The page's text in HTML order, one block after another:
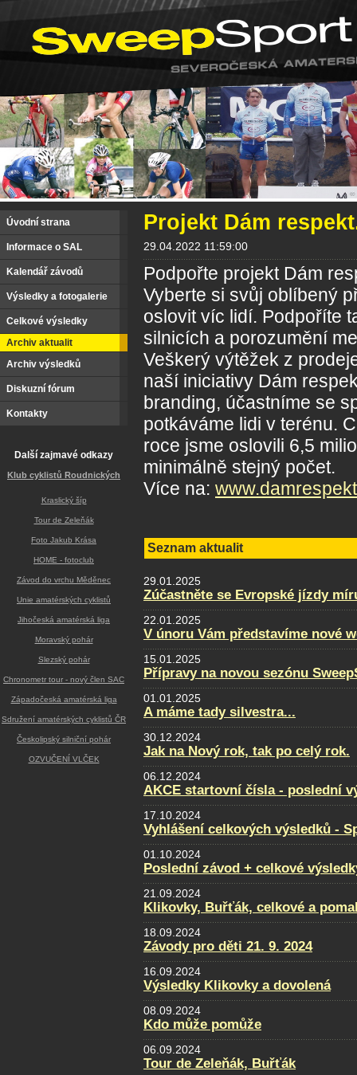
Úvodní strana
Informace o SAL
Kalendář závodů
Výsledky a fotogalerie
Celkové výsledky
Archiv aktualit
Archiv výsledků
Diskuzní fórum
Kontakty
Další zajmavé odkazy
Klub cyklistů Roudnických
Kraslický šíp
Tour de Zeleňák
Foto Jakub Krása
HOME - fotoclub
Závod do vrchu Měděnec
Unie amatérských cyklistů
Jihočeská amatérská liga
Moravský pohár
Slezský pohár
Chronometr tour - nový člen SAC
Západočeská amatérská liga
Sdružení amatérských cyklistů ČR
Českolipský silniční pohár
OZVUČENÍ VLČEK
Projekt Dám
29.04.2022 11:59:00
Podpořte projekt Dám
Vyberte si svůj oblíbený
oslovit víc lidí. Podpoříte
silnicích a porozumění
Veškerý výtěžek z
naší iniciativy Dám
branding, účastníme se
potkáváme lidi v terénu.
roce jsme oslovili 6,5
minimálně stejný počet.
Více na:
Seznam aktualit
29.01.2025
Zúčastněte se Evropské jízdy
22.01.2025
V únoru Vám představíme nové
15.01.2025
Přípravy na novou sezónu
01.01.2025
A máme tady silvestra...
30.12.2024
Jak na Nový rok, tak po celý rok.
06.12.2024
AKCE startovní čísla - poslední
17.10.2024
Vyhlášení celkových výsledků -
01.10.2024
Poslední závod + celkové
21.09.2024
Klikovky, Buřťák, celkové a
18.09.2024
Závody pro děti 21. 9. 2024
16.09.2024
Výsledky Klikovky a dovolená
08.09.2024
Kdo může pomůže
06.09.2024
Tour de Zeleňák, Buřťák